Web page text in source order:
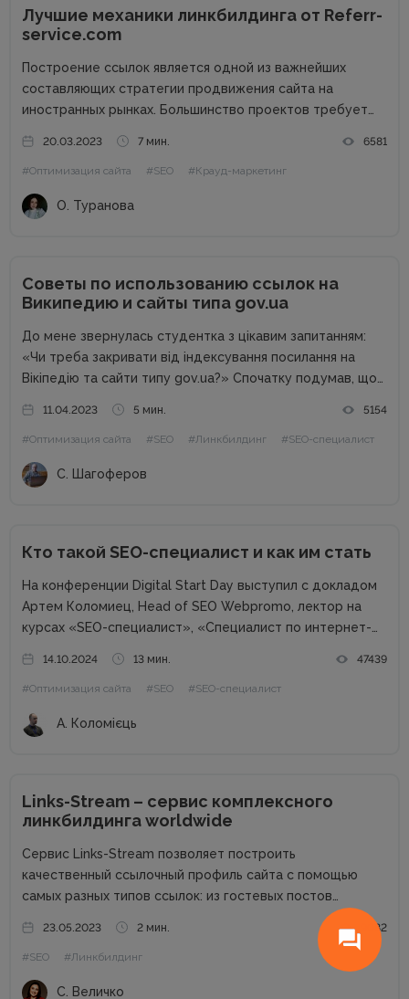
Лучшие механики линкбилдинга от Referr-
service.com
Построение ссылок является одной из важнейших
составляющих стратегии продвижения сайта на
иностранных рынках. Большинство проектов требует
узнаваемости бренда и попадания на первые позиции
выдачи Google по ключевым запросам. Обратные
ссылки являются одним из факторов ранжирования,
которые...
20.03.2023 7 мин. 6581
#Оптимизация сайта #SEO #Крауд-маркетинг
О. Туранова
Советы по использованию ссылок на
Википедию и сайты типа gov.ua
До мене звернулась студентка з цікавим запитанням:
«Чи треба закривати від індексування посилання на
Вікіпедію та сайти типу gov.ua?» Спочатку подумав, що
що це тема окремої статті. Від редакції. Перевірені
поради та...
11.04.2023 5 мин. 5154
#Оптимизация сайта #SEO #Линкбилдинг #SEO-специалист
С. Шагоферов
Кто такой SEO-специалист и как им стать
На конференции Digital Start Day выступил с докладом
Артем Коломиец, Head of SEO Webpromo, лектор на
курсах «SEO-специалист», «Специалист по интернет-
специалист, что должен знать и уметь, насколько
актуальна профессия и как им стать. Что такое...
14.10.2024 13 мин. 47439
#Оптимизация сайта #SEO #SEO-специалист
А. Коломієць
Links-Stream – сервис комплексного
линкбилдинга worldwide
Сервис Links-Stream позволяет построить
качественный ссылочный профиль сайта с помощью
самых разных типов ссылок: из гостевых постов
(аутрич), крауд, сабмитов, PBN. Познакомимся с сайтом
более подробно и узнаем его сильные стороны.
Основные преимущества: Гарантия на проставленные
23.05.2023 2 мин. 9082
#SEO #Линкбилдинг
С. Величко